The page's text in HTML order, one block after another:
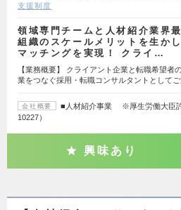
支援制度
領域専門チームと人材紹介業界
組織のスケールメリットを生か
マッチングを実現！ クライ…
【業務概要】 クライアント企業と転職希望者
業をつなぐ採用・転職コンサルタントとして
会社概要
■人材紹介事業 ※厚生労働大臣
10227）
興味あり